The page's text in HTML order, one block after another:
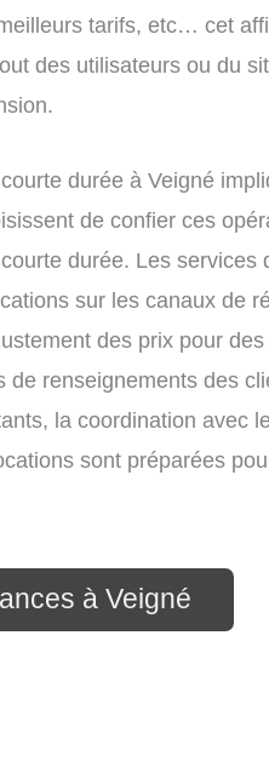
tarifs, etc… cet
des utilisateurs ou du
durée à Veigné
de confier ces
durée. Les services
sur les canaux de
des prix pour
de renseignements des
la coordination avec
sont préparées
à Veigné